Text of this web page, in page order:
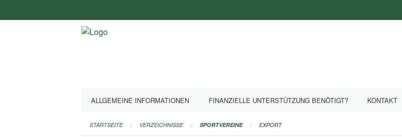
überspringen
ALLGEMEINE INFORMATIONEN FINANZIELLE UNTERSTÜTZUNG BENÖTIGT? KONTAKT
STARTSEITE VERZEICHNISSE SPORTVEREINE EXPORT